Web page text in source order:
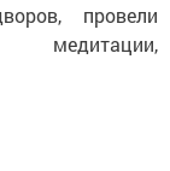
провели
медитации,